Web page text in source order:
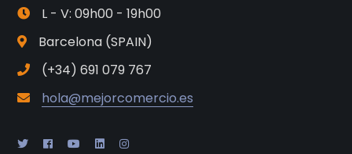
L - V: 09h00 - 19h00
Barcelona (SPAIN)
(+34) 691 079 767
hola@mejorcomercio.es